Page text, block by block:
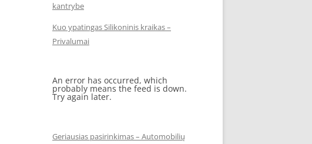
kantrybe
Kuo ypatingas Silikoninis kraikas –
Privalumai
An error has occurred, which
probably means the feed is down.
Try again later.
Geriausias pasirinkimas – Automobilių